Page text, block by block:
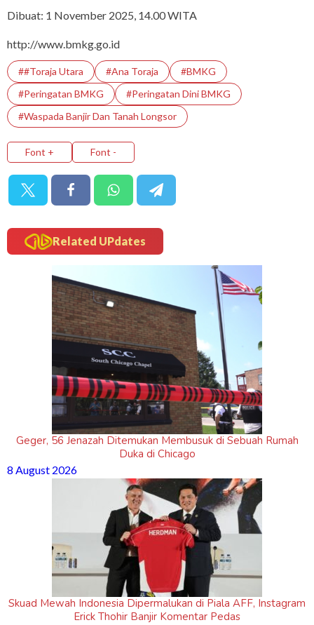
Dibuat: 1 November 2025, 14.00 WITA
http://www.bmkg.go.id
##Toraja Utara #ana Toraja
#BMKG
#peringatan BMKG
#Peringatan Dini BMKG
#Waspada Banjir Dan Tanah Longsor
Font + Font -
Related UPdates
Geger, 56 Jenazah Ditemukan Membusuk di Sebuah Rumah
Duka di Chicago
8 August 2026
Skuad Mewah Indonesia Dipermalukan di Piala AFF, Instagram
Erick Thohir Banjir Komentar Pedas